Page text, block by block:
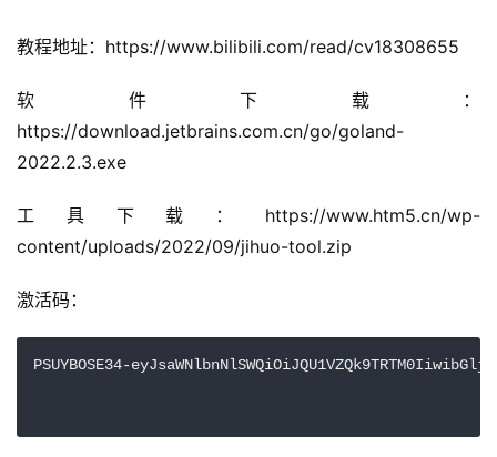
教程地址：https://www.bilibili.com/read/cv18308655
软件下载：
https://download.jetbrains.com.cn/go/goland-
2022.2.3.exe
工具下载：https://www.htm5.cn/wp-
content/uploads/2022/09/jihuo-tool.zip
激活码：
PSUYBOSE34-